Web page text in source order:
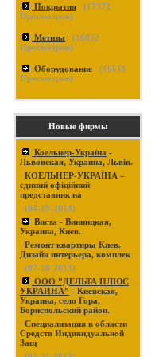
Покрытия (17372
Просмотров)
Метизы (16832
Просмотров)
Оборудование (16616
Просмотров)
Новые фирмы
Коельнер-Україна -
Львовская, Украина, Львів.
КОЕЛЬНЕР-УКРАЇНА –
єдиний офіційний
представник на
(04-19-2014)
Виста - Винницкая,
Украина, Киев.
Ремонт квартиры Киев.
Дизайн интерьера, комплек
(07-18-2013)
ООО ”ДЕЛЬТА ПЛЮС
УКРАИНА” - Киевская,
Украина, село Гора,
Бориспольский район.
Специализация в области
Средств Индивидуальной
Защ